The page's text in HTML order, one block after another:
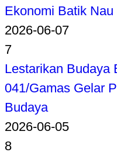
Ekonomi Batik Nau
2026-06-07
7
Lestarikan Budaya
041/Gamas Gelar
Budaya
2026-06-05
8